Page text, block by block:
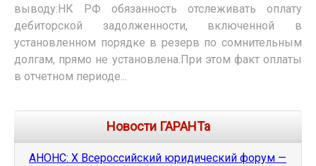
выводу:НК РФ обязанность отслеживать оплату
дебиторской задолженности, включенной в
установленном порядке в резерв по сомнительным
долгам, прямо не установлена.При этом факт оплаты
в отчетном периоде...
Новости ГАРАНТа
АНОНС: Х Всероссийский юридический форум —